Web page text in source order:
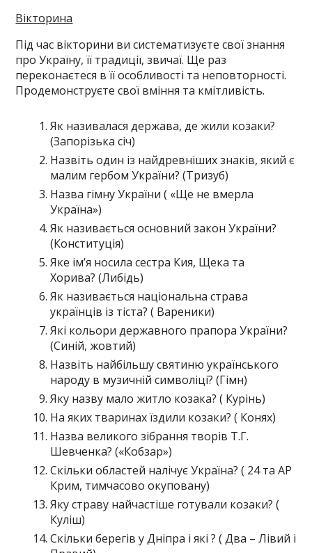
Вікторина
Під час вікторини ви систематизуєте свої знання
про Україну, її традиції, звичаї. Ще раз
переконаєтеся в її особливості та неповторності.
Продемонструєте свої вміння та кмітливість.
Як називалася держава, де жили козаки?
(Запорізька січ)
Назвіть один із найдревніших знаків, який є
малим гербом України? (Тризуб)
Назва гімну України ( «Ще не вмерла
Україна»)
Як називається основний закон України?
(Конституція)
Яке ім’я носила сестра Кия, Щека та
Хорива? (Либідь)
Як називається національна страва
українців із тіста? ( Вареники)
Які кольори державного прапора України?
(Синій, жовтий)
Назвіть найбільшу святиню українського
народу в музичній символіці? (Гімн)
Яку назву мало житло козака? ( Курінь)
На яких тваринах їздили козаки? ( Конях)
Назва великого зібрання творів Т.Г.
Шевченка? («Кобзар»)
Скільки областей налічує Україна? ( 24 та АР
Крим, тимчасово окуповану)
Яку страву найчастіше готували козаки? (
Куліш)
Скільки берегів у Дніпра і які ? ( Два – Лівий і